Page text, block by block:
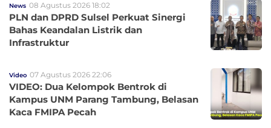
News 08 Agustus 2026 18:02
PLN dan DPRD Sulsel Perkuat Sinergi
Bahas Keandalan Listrik dan
Infrastruktur
Video 07 Agustus 2026 22:06
VIDEO: Dua Kelompok Bentrok di
Kampus UNM Parang Tambung, Belasan
Kaca FMIPA Pecah